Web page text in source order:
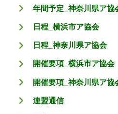
年間予定_神奈川県ア協
日程_横浜市ア協会
日程_神奈川県ア協会
開催要項_横浜市ア協会
開催要項_神奈川県ア協
連盟通信